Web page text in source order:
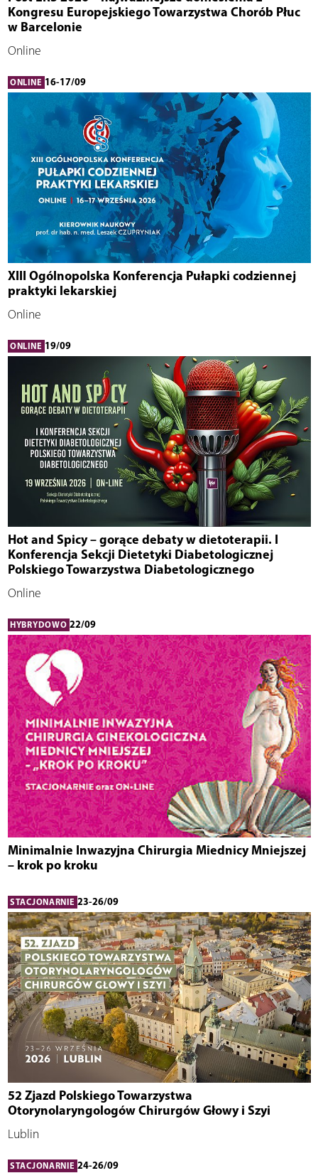
Kongresu Europejskiego Towarzystwa Chorób Płuc
w Barcelonie
Online
ONLINE 16-17/09
XIII Ogólnopolska Konferencja Pułapki codziennej
praktyki lekarskiej
Online
ONLINE 19/09
Hot and Spicy – gorące debaty w dietoterapii. I
Konferencja Sekcji Dietetyki Diabetologicznej
Polskiego Towarzystwa Diabetologicznego
Online
HYBRYDOWO 22/09
Minimalnie Inwazyjna Chirurgia Miednicy Mniejszej
– krok po kroku
STACJONARNIE 23-26/09
52 Zjazd Polskiego Towarzystwa
Otorynolaryngologów Chirurgów Głowy i Szyi
Lublin
STACJONARNIE 24-26/09